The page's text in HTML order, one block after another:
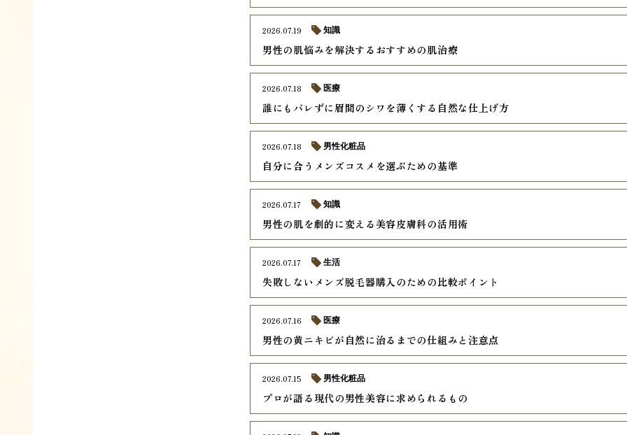
男性の肌悩みを解決するおすすめの肌治療
2026.07.19 知識
誰にもバレずに眉間のシワを薄くする自然な仕上げ方
2026.07.18 医療
自分に合うメンズコスメを選ぶための基準
2026.07.18 男性化粧品
男性の肌を劇的に変える美容皮膚科の活用術
2026.07.17 知識
失敗しないメンズ脱毛器購入のための比較ポイント
2026.07.17 生活
男性の黄ニキビが自然に治るまでの仕組みと注意点
2026.07.16 医療
プロが語る現代の男性美容に求められるもの
2026.07.15 男性化粧品